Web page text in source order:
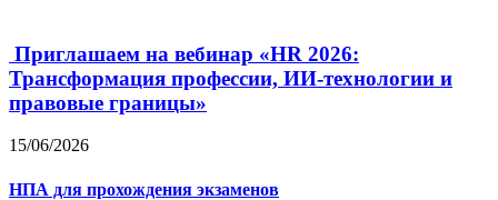
Приглашаем на вебинар «HR 2026:
Трансформация профессии, ИИ-технологии и
правовые границы»
15/06/2026
НПА для прохождения экзаменов